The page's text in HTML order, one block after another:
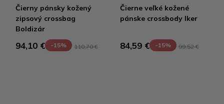
Čierny pánsky kožený
zipsový crossbag
Boldizár
94,10 € -15% 110,70 €
Čierne veľké kožené
pánske crossbody Iker
84,59 € -15% 99,52 €